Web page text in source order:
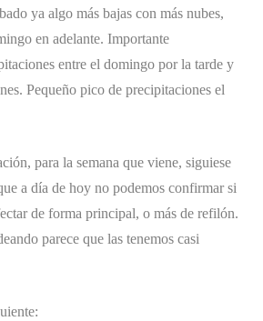
ya algo más bajas con más nubes,
en adelante. Importante
entre el domingo por la tarde y
Pequeño pico de precipitaciones el
para la semana que viene, siguiese
a día de hoy no podemos confirmar si
de forma principal, o más de refilón.
parece que las tenemos casi